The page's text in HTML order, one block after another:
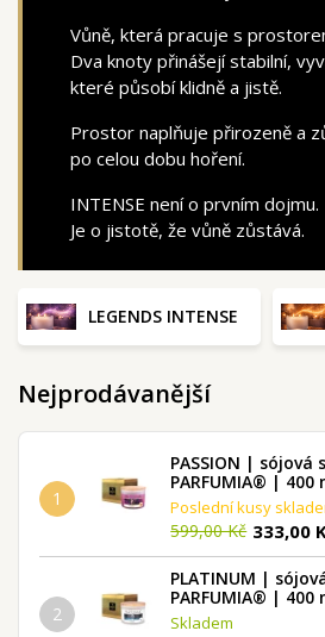
Vůně, která pracuje s
Dva knoty přinášejí stabilní,
které působí klidně a jistě.
Prostor naplňuje přirozeně a
po celou dobu hoření.
INTENSE není o prvním dojmu.
Je o jistotě, že vůně zůstává.
LEGENDS INTENSE
Nejprodávanější
1
PASSION |
PARFUMIA® | 400
Poslední kusy
599,00 Kč 333,00
2
PLATINUM |
PARFUMIA® | 400
Skladem